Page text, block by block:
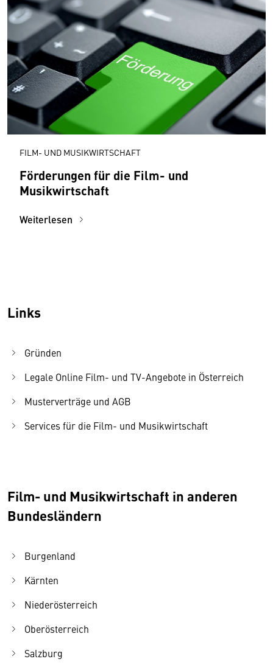
FILM- UND MUSIKWIRTSCHAFT
Förderungen für die Film- und
Musikwirtschaft
Weiterlesen
Links
Gründen
Legale Online Film- und TV-Angebote in Österreich
Musterverträge und AGB
Services für die Film- und Musikwirtschaft
Film- und Musikwirtschaft in anderen
Bundesländern
Burgenland
Kärnten
Niederösterreich
Oberösterreich
Salzburg